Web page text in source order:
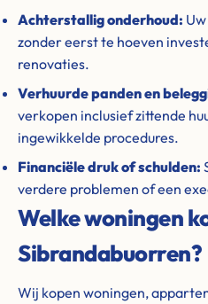
Achterstallig onderhoud:
zonder eerst te hoeven
renovaties.
Verhuurde panden en
verkopen inclusief zittende
ingewikkelde procedures.
Financiële druk of schulden:
verdere problemen of een
Welke woningen
Sibrandabuorren?
Wij kopen woningen,